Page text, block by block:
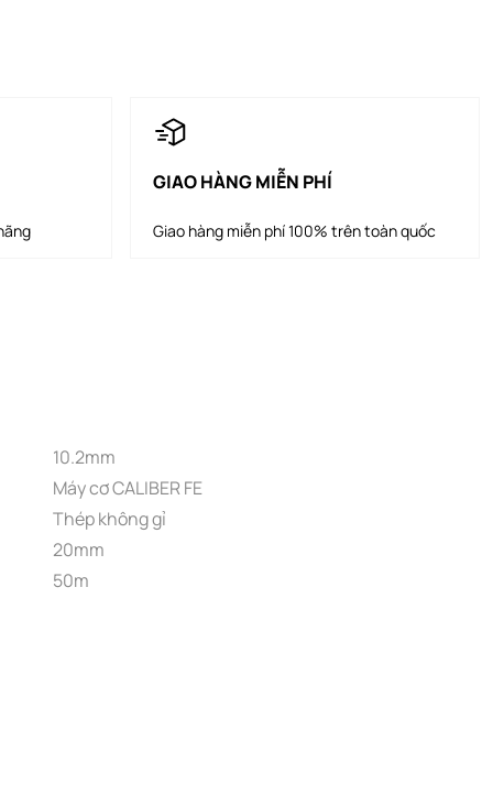
GIAO HÀNG MIỄN PHÍ
Giao hàng miễn phí 100% trên toàn quốc
10.2mm
Máy cơ CALIBER FE
Thép không gỉ
20mm
50m